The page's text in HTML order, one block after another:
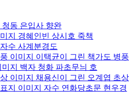
청동 은입사 향완
경혜인빈 상시호 죽책
자수 사계분경도
이택균이 그린 책가도 병풍
백자 청화 파초무늬 호
채용신이 그린 오계엽 초상
자수 연화당초문 현우경